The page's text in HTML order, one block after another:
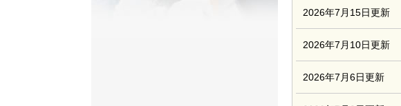
2026年7月15日更新
2026年7月10日更新
2026年7月6日更新